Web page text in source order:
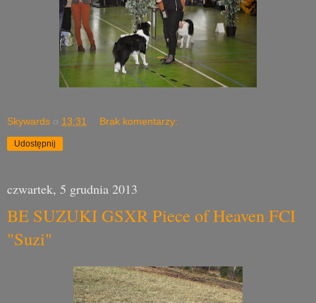
Skywards o 13:31 Brak komentarzy:
Udostępnij
czwartek, 5 grudnia 2013
BE SUZUKI GSXR Piece of Heaven FCI
"Suzi"